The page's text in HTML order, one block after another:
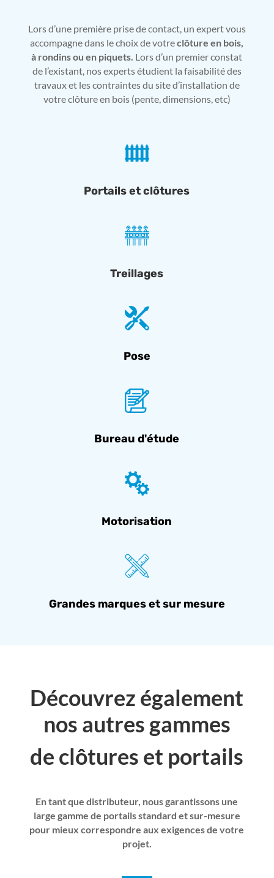
Lors d’une première prise de contact, un expert vous
accompagne dans le choix de votreclôture en bois,
à rondins ou en piquets. Lors d’un premier constat
de l’existant, nos experts étudient la faisabilité des
travaux et les contraintes du site d’installation de
votre clôture en bois (pente, dimensions, etc)
Portails et clôtures
Treillages
Pose
Bureau d'étude
Motorisation
Grandes marques et sur mesure
Découvrez également
nos autres gammes
de clôtures et portails
En tant que distributeur, nous garantissons une
large gamme de portails standard et sur-mesure
pour mieux correspondre aux exigences de votre
projet.